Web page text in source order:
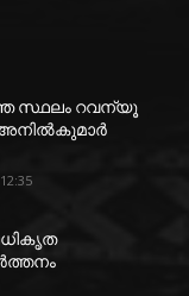
സ്ഥലം റവന്യൂ